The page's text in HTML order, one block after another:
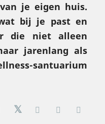
je eigen huis.
bij je past en
die niet alleen
jarenlang als
santuarium